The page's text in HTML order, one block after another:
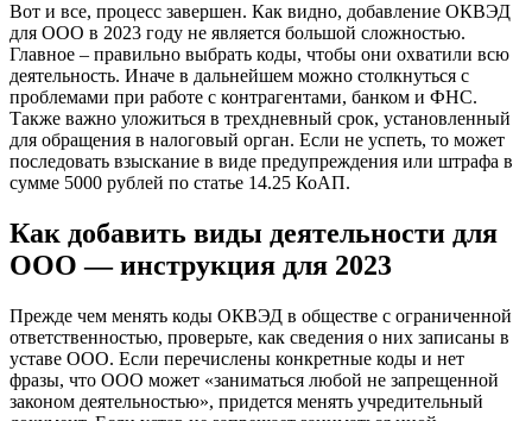
Вот и все, процесс завершен. Как видно, добавление ОКВЭД
для ООО в 2023 году не является большой сложностью.
Главное – правильно выбрать коды, чтобы они охватили всю
деятельность. Иначе в дальнейшем можно столкнуться с
проблемами при работе с контрагентами, банком и ФНС.
Также важно уложиться в трехдневный срок, установленный
для обращения в налоговый орган. Если не успеть, то может
последовать взыскание в виде предупреждения или штрафа в
сумме 5000 рублей по статье 14.25 КоАП.
Как добавить виды деятельности для
ООО — инструкция для 2023
Прежде чем менять коды ОКВЭД в обществе с ограниченной
ответственностью, проверьте, как сведения о них записаны в
уставе ООО. Если перечислены конкретные коды и нет
фразы, что ООО может «заниматься любой не запрещенной
законом деятельностью», придется менять учредительный